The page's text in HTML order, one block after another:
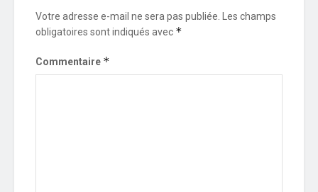
Votre adresse e-mail ne sera pas publiée.
Les champs
obligatoires sont indiqués avec *
Commentaire *